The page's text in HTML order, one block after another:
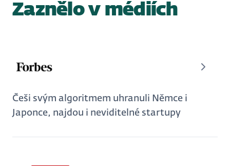
Zaznělo v médiích
Češi svým algoritmem uhranuli Němce i
Japonce, najdou i neviditelné startupy